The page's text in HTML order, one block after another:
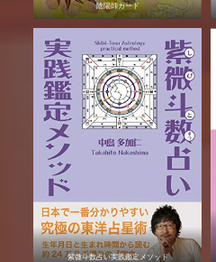
陰陽師カード
紫微斗数占い実践鑑定メソッド